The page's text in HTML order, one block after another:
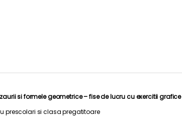
si formele geometrice – fise de lucru cu exercitii grafice |
prescolari si clasa pregatitoare